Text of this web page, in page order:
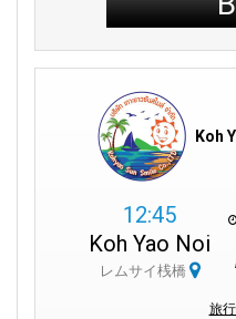
Koh
12:45
Koh Yao Noi
レムサイ桟橋
旅